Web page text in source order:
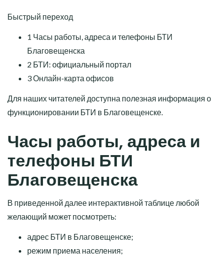
Быстрый переход
1 Часы работы, адреса и телефоны БТИ
Благовещенска
2 БТИ: официальный портал
3Онлайн-карта офисов
Для наших читателей доступна полезная информация о
функционировании БТИ в Благовещенске.
Часы работы, адреса и
телефоны БТИ
Благовещенска
В приведенной далее интерактивной таблице любой
желающий может посмотреть:
адрес БТИ в Благовещенске;
режим приема населения;